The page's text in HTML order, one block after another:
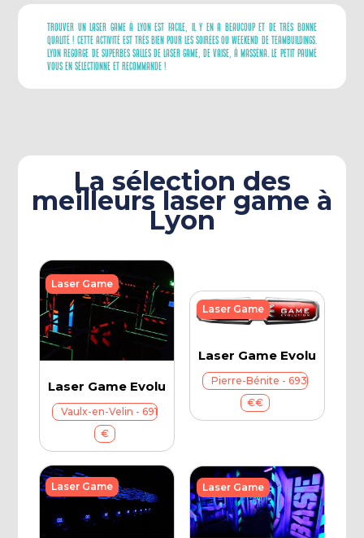
Trouver Un Laser Game À Lyon Est Facile, Il Y En A Beaucoup Et De Très Bonne
Qualité ! Cette Activité Est Très Bien Pour Les Soirées Ou Weekend De Teambuildings.
Lyon Regorge De Superbes Salles De Laser Game, De Vaise, À Masséna. Le Petit Paumé
Vous En Sélectionne Et Recommande !
La sélection des
meilleurs laser game à
Lyon
Laser Game Evolution Lyon Est
Vaulx-en-Velin - 69120
€
Laser Game
Laser Game Evolution
Pierre-Bénite - 69310
€€
Laser Game
Laser Game Laser Game